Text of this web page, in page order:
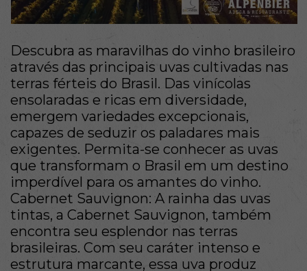
Descubra as maravilhas do vinho brasileiro
através das principais uvas cultivadas nas
terras férteis do Brasil. Das vinícolas
ensolaradas e ricas em diversidade,
emergem variedades excepcionais,
capazes de seduzir os paladares mais
exigentes. Permita-se conhecer as uvas
que transformam o Brasil em um destino
imperdível para os amantes do vinho.
Cabernet Sauvignon: A rainha das uvas
tintas, a Cabernet Sauvignon, também
encontra seu esplendor nas terras
brasileiras. Com seu caráter intenso e
estrutura marcante, essa uva produz